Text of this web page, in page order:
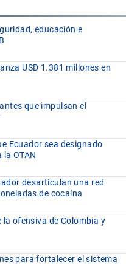
educación e
USD 1.381 millones en
que impulsan el
Ecuador sea designado
OTAN
desarticulan una red
de cocaína
ofensiva de Colombia y
para fortalecer el sistema